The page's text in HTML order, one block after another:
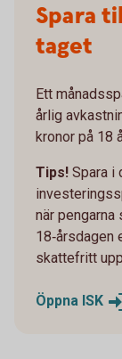
Spara
taget
Ett
årlig
kronor på 18
Tips! Spara i
när
18‑årsdagen
skattefritt
Öppna ISK